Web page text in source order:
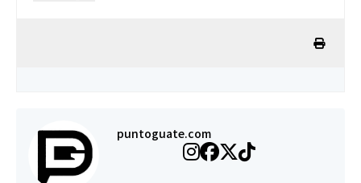
puntoguate.com